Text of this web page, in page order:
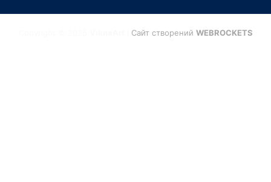
Сайт створений WEBROCKETS